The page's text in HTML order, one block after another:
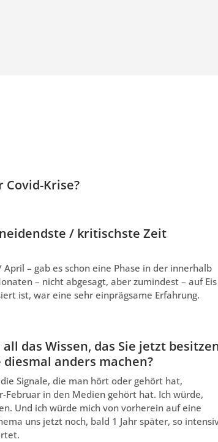
Covid-Krise?
/ kritischste Zeit
– gab es schon eine Phase in der innerhalb
– nicht abgesagt, aber zumindest – auf Eis
ist, war eine sehr einprägsame Erfahrung.
das Wissen, das Sie jetzt
anders machen?
Signale, die man hört oder gehört hat,
Februar in den Medien gehört hat. Ich würde,
Und ich würde mich von vorherein auf eine
uns jetzt noch, bald 1 Jahr später, so